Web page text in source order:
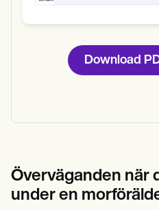
Download
Överväganden när
under en